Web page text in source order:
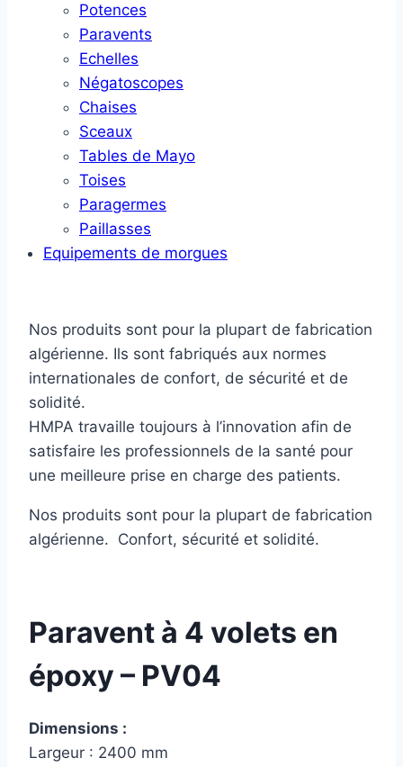
Potences
Paravents
Echelles
Négatoscopes
Chaises
Sceaux
Tables de Mayo
Toises
Paragermes
Paillasses
Equipements de morgues
Nos produits sont pour la plupart de fabrication
algérienne. Ils sont fabriqués aux normes
internationales de confort, de sécurité et de
solidité.
HMPA travaille toujours à l’innovation afin de
satisfaire les professionnels de la santé pour
une meilleure prise en charge des patients.
Nos produits sont pour la plupart de fabrication
algérienne. Confort, sécurité et solidité.
Paravent à 4 volets en
époxy – PV04
Dimensions :
Largeur : 2400 mm